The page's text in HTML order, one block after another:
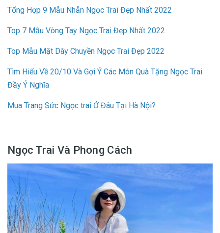
Tổng Hợp 9 Mẫu Nhẫn Ngọc Trai Đẹp Nhất 2022
Top 7 Mẫu Vòng Tay Ngọc Trai Đẹp Nhất 2022
Top Mẫu Mặt Dây Chuyền Ngọc Trai Đẹp 2022
Tìm Hiểu Về 20/10 Và Gợi Ý Các Món Quà Tặng Ngọc Trai
Đầy Ý Nghĩa
Mua Trang Sức Ngọc trai Ở Đâu Tại Hà Nội?
Ngọc Trai Và Phong Cách